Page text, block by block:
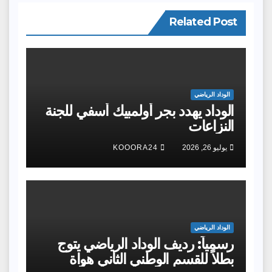
Related Post
الوداد الرياضي
الوداد يهدد بجر أولمبيك أسفي للجنة
النزاعات
يوليو 26, 2026 KOOORA24
الوداد الرياضي
رسمياً: رديف الوداد الرياضي يتوج
بطلاً للقسم الوطني الثاني هواة